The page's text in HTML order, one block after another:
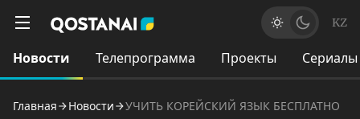
KZ
Новости Телепрограмма Проекты Сериалы
Главная Новости УЧИТЬ КОРЕЙСКИЙ ЯЗЫК БЕСПЛАТНО